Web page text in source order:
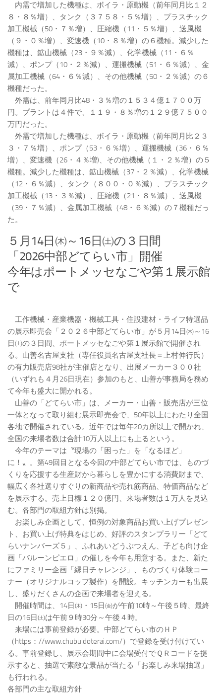
内需で増加した機種は、ボイラ・原動機（前年同月比１２
８・８％増）、タンク（３７５８・５％増）、プラスチック
加工機械（50・７％増）、圧縮機（11・５％増）、送風機
（９・０％増）、変速機（10・８％増）の６機種。減少した
機種は、鉱山機械（23・９％減）、化学機械（11・６％
減）、ポンプ（10・２％減）、運搬機械（51・６％減）、金
属加工機械（64・６％減）、その他機械（50・２％減）の６
機種だった。
外需は、前年同月比48・３％増の１５３４億１７００万
円。プラントは４件で、１１９・８％増の１２９億７５００
万円だった。
外需で増加した機種は、ボイラ・原動機（前年同月比２３
３・７％増）、ポンプ（53・６％増）、運搬機械（36・６％
増）、変速機（26・４％増)、その他機械（１・２％増）の５
機種。減少した機種は、鉱山機械（37・２％減）、化学機械
（12・６％減）、タンク（８００・０％減）、プラスチック
加工機械（13・３％減）、圧縮機（21・８％減）、送風機
（39・７％減）、金属加工機械（48・６％減）の７機種だっ
た。
５月14日㈭～16日㈯の３日間
「2026中部どてらい市」開催
今年はポートメッセなごや第１展示館
で
工作機械・産業機器・機械工具・住設建材・ライフ特選品
の展示即売会「２０２６中部どてらい市」が５月14日㈭～16
日㈯の３日間、ポートメッセなごや第１展示館で開催され
る。山善名古屋支社（専任役員名古屋支社長＝上村伸行氏）
の有力販売店98社が主催店となり、出展メーカー３００社
（いずれも４月26日現在）参加のもと、山善が事務局を務め
て今年も盛大に開かれる。
山善の「どてらい市」は、メーカー・山善・販売店が三位
一体となって取り組む展示即売会で、50年以上にわたり全国
各地で開催されている。近年では毎年20カ所以上で開かれ、
全国の来場者数は合計10万人以上にも上るという。
今年のテーマは〝現場の「困った」を「なるほど」
に！〟。第49回目となる今回の中部どてらい市では、ものづ
くりを応援する生産財から暮らしを豊かにする消費財まで、
幅広く各社選りすぐりの新商品や売れ筋商品、特価商品など
を展示する。売上目標１２０億円、来場者数は１万人を見込
む。各部門の取組方針は別掲。
お楽しみ企画として、恒例の対象商品お買い上げプレゼン
ト、お買い上げ特典をはじめ、好評のスタンプラリー「どて
らいナンバーズ５」、ふれあいどうぶつえん、子ども向け企
画「バルーンピエロ」の催しを今年も用意する。また、新た
にファミリー企画「縁日チャレンジ」、ものづくり体験コー
ナー（オリジナルコップ製作）を開設。キッチンカーも出展
し、盛りだくさんの企画で来場者を迎える。
開催時間は、14日㈭・15日㈮が午前10時～午後５時、最終
日の16日㈯は午前９時30分～午後４時。
来場には事前登録が必要。中部どてらい市のＨＰ
（https：//www.chubu.doterai.com/）で登録を受け付けてい
る。事前登録し、展示会期間中に会場受付でＱＲコードを提
示すると、抽選で素敵な景品が当たる「お楽しみ来場抽選」
も行われる。
各部門の主な取組方針